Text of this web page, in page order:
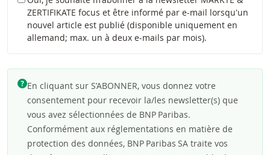
ZERTIFIKATE focus et être informé par e-mail lorsqu'un
nouvel article est publié (disponible uniquement en
allemand; max. un à deux e-mails par mois).
En cliquant sur S’ABONNER, vous donnez votre
consentement pour recevoir la/les newsletter(s) que
vous avez sélectionnées de BNP Paribas.
Conformément aux réglementations en matière de
protection des données, BNP Paribas SA traite vos